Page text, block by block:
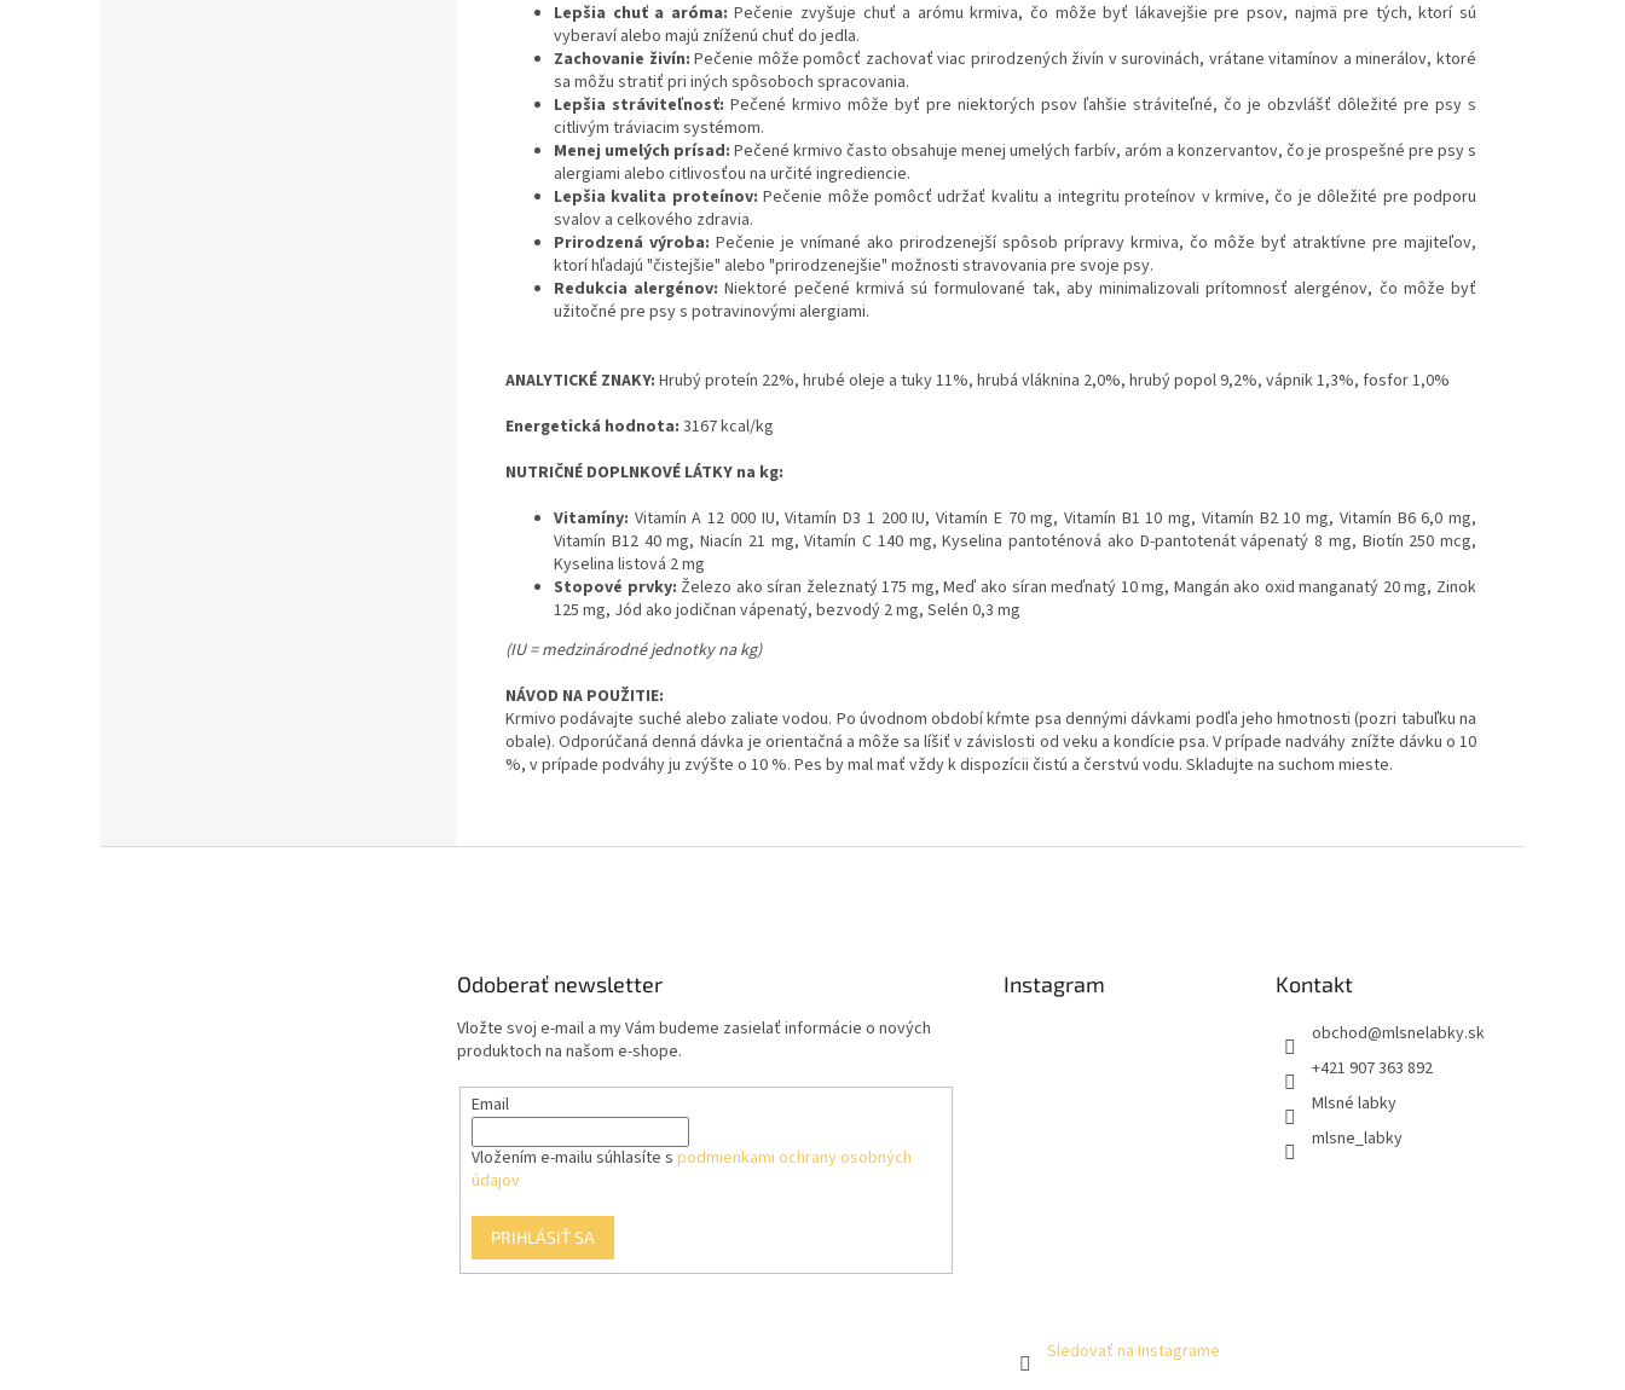
Lepšia chuť a aróma: Pečenie zvyšuje chuť a arómu krmiva, čo môže byť lákavejšie pre psov, najmä pre tých, ktorí sú
vyberaví alebo majú zníženú chuť do jedla.
Zachovanie živín: Pečenie môže pomôcť zachovať viac prirodzených živín v surovinách, vrátane vitamínov a minerálov, ktoré
sa môžu stratiť pri iných spôsoboch spracovania.
Lepšia stráviteľnosť: Pečené krmivo môže byť pre niektorých psov ľahšie stráviteľné, čo je obzvlášť dôležité pre psy s
citlivým tráviacim systémom.
Menej umelých prísad: Pečené krmivo často obsahuje menej umelých farbív, aróm a konzervantov, čo je prospešné pre psy s
alergiami alebo citlivosťou na určité ingrediencie.
Lepšia kvalita proteínov: Pečenie môže pomôcť udržať kvalitu a integritu proteínov v krmive, čo je dôležité pre podporu
svalov a celkového zdravia.
Prirodzená výroba: Pečenie je vnímané ako prirodzenejší spôsob prípravy krmiva, čo môže byť atraktívne pre majiteľov,
ktorí hľadajú "čistejšie" alebo "prirodzenejšie" možnosti stravovania pre svoje psy.
Redukcia alergénov: Niektoré pečené krmivá sú formulované tak, aby minimalizovali prítomnosť alergénov, čo môže byť
užitočné pre psy s potravinovými alergiami.
ANALYTICKÉ ZNAKY: Hrubý proteín 22%, hrubé oleje a tuky 11%, hrubá vláknina 2,0%, hrubý popol 9,2%, vápnik 1,3%, fosfor 1,0%
Energetická hodnota: 3167 kcal/kg
NUTRIČNÉ DOPLNKOVÉ LÁTKY na kg:
Vitamíny: Vitamín A 12 000 IU, Vitamín D3 1 200 IU, Vitamín E 70 mg, Vitamín B1 10 mg, Vitamín B2 10 mg, Vitamín B6 6,0 mg,
Vitamín B12 40 mg, Niacín 21 mg, Vitamín C 140 mg, Kyselina pantoténová ako D-pantotenát vápenatý 8 mg, Biotín 250 mcg,
Kyselina listová 2 mg
Stopové prvky: Železo ako síran železnatý 175 mg, Meď ako síran meďnatý 10 mg, Mangán ako oxid manganatý 20 mg, Zinok
125 mg, Jód ako jodičnan vápenatý, bezvodý 2 mg, Selén 0,3 mg
(IU = medzinárodné jednotky na kg)
NÁVOD NA POUŽITIE:
Krmivo podávajte suché alebo zaliate vodou. Po úvodnom období kŕmte psa dennými dávkami podľa jeho hmotnosti (pozri tabuľku na
obale). Odporúčaná denná dávka je orientačná a môže sa líšiť v závislosti od veku a kondície psa. V prípade nadváhy znížte dávku o 10
%, v prípade podváhy ju zvýšte o 10 %. Pes by mal mať vždy k dispozícii čistú a čerstvú vodu. Skladujte na suchom mieste.
Odoberať newsletter
Vložte svoj e-mail a my Vám budeme zasielať informácie o nových
produktoch na našom e-shope.
Email
Vložením e-mailu súhlasíte s podmienkami ochrany osobných
údajov
PRIHLÁSIŤ SA
Instagram
Sledovať na Instagrame
Kontakt
obchod@mlsnelabky.sk
+421 907 363 892
Mlsné labky
mlsne_labky